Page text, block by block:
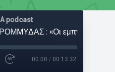
podcast
00:00 / 00:13:32